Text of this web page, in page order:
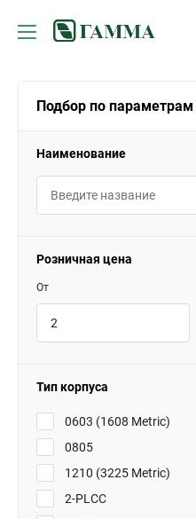
Подбор по параметрам
Наименование
Розничная цена
От
Тип корпуса
0603 (1608 Metric)
0805
1210 (3225 Metric)
2-PLCC